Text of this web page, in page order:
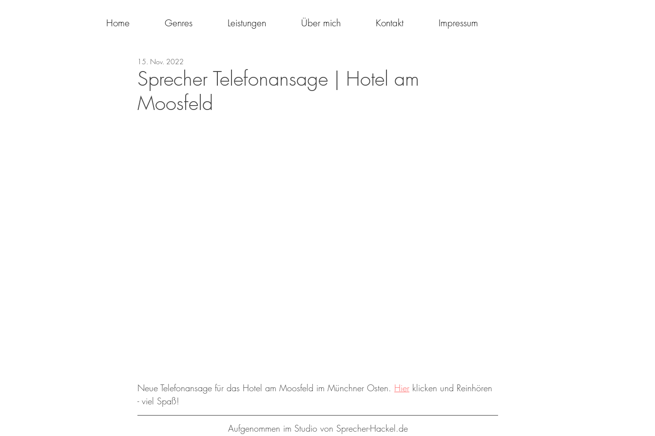
Home Genres Leistungen Über mich Kontakt Impressum
Sprecher Telefonansage | Hotel am
Moosfeld
15. Nov. 2022
Neue Telefonansage für das Hotel am Moosfeld im Münchner Osten. Hier klicken und Reinhören
- viel Spaß!
Aufgenommen im Studio von Sprecher-Hackel.de